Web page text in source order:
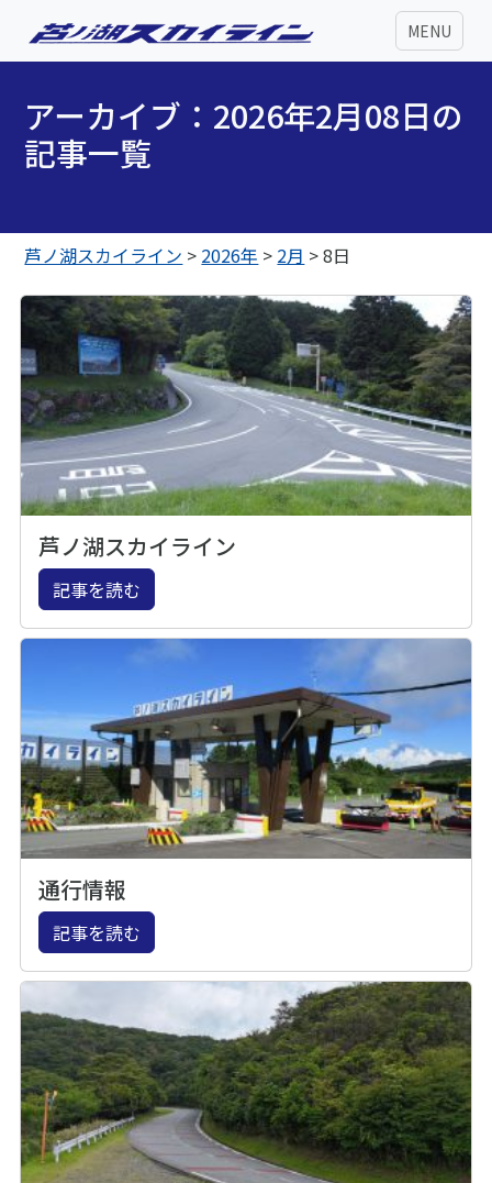
MENU
アーカイブ：2026年2月08日の
記事一覧
芦ノ湖スカイライン > 2026年 > 2月 >8日
芦ノ湖スカイライン
記事を読む
通行情報
記事を読む